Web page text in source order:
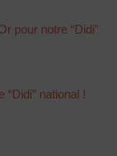
pour notre “Didi”
“Didi” national !